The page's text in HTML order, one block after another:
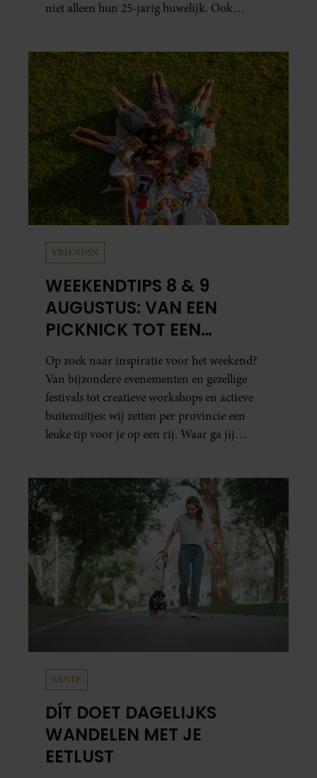
niet alleen hun 25-jarig huwelijk. Ook
VRIENDIN
WEEKENDTIPS 8 & 9
AUGUSTUS: VAN EEN
PICKNICK TOT EEN
VOGELHUISJE MAKEN
Op zoek naar inspiratie voor het weekend?
Van bijzondere evenementen en gezellige
festivals tot creatieve workshops en actieve
buitenuitjes: wij zetten per provincie een
leuke tip voor je op een rij. Waar ga jij
SANTE
DÍT DOET DAGELIJKS
WANDELEN MET JE
EETLUST